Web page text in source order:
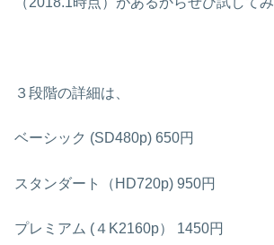
３段階の詳細は、
ベーシック (SD480p) 650円
スタンダート（HD720p) 950円
プレミアム (４K2160p） 1450円